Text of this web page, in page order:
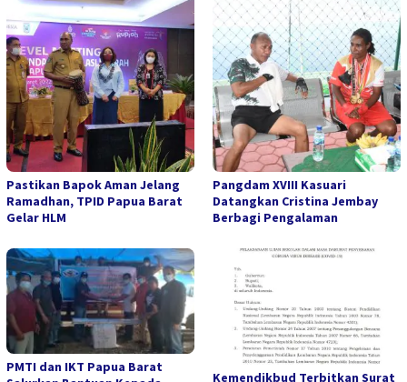
Pastikan Bapok Aman Jelang
Ramadhan, TPID Papua Barat
Gelar HLM
Pangdam XVIII Kasuari
Datangkan Cristina Jembay
Berbagi Pengalaman
PMTI dan IKT Papua Barat
Kemendikbud Terbitkan Surat